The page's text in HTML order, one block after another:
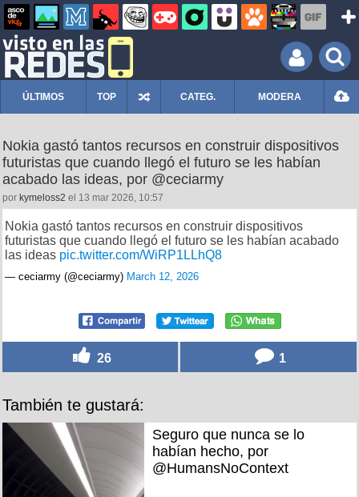
ÚLTIMOS TOP CATEG. MODERA
Nokia gastó tantos recursos en construir dispositivos
futuristas que cuando llegó el futuro se les habían
acabado las ideas, por @ceciarmy
por kymeloss2 el 13 mar 2026, 10:57
Nokia gastó tantos recursos en construir dispositivos
futuristas que cuando llegó el futuro se les habían acabado
las ideas pic.twitter.com/WiRP1LLhQ8
— ceciarmy (@ceciarmy) March 12, 2026
26 1
También te gustará:
Seguro que nunca se lo
habían hecho, por
@HumansNoContext